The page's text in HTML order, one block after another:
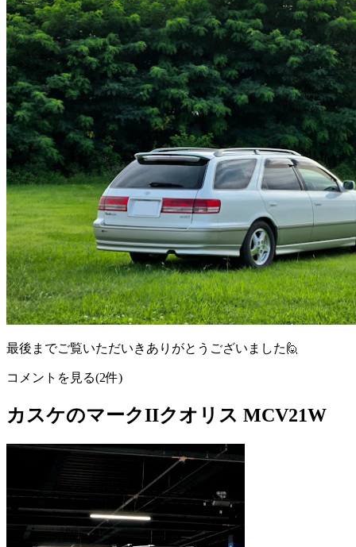
最後までご覧いただいきありがとうございました🙋
コメントを見る(2件)
カスケのマークIIクオリス MCV21W